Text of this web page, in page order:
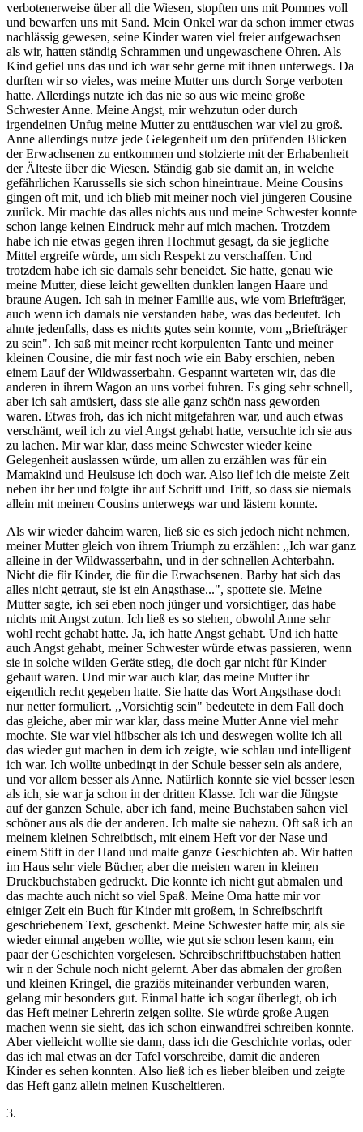
verbotenerweise über all die Wiesen, stopften uns mit Pommes voll
und bewarfen uns mit Sand. Mein Onkel war da schon immer etwas
nachlässig gewesen, seine Kinder waren viel freier aufgewachsen
als wir, hatten ständig Schrammen und ungewaschene Ohren. Als
Kind gefiel uns das und ich war sehr gerne mit ihnen unterwegs. Da
durften wir so vieles, was meine Mutter uns durch Sorge verboten
hatte. Allerdings nutzte ich das nie so aus wie meine große
Schwester Anne. Meine Angst, mir wehzutun oder durch
irgendeinen Unfug meine Mutter zu enttäuschen war viel zu groß.
Anne allerdings nutze jede Gelegenheit um den prüfenden Blicken
der Erwachsenen zu entkommen und stolzierte mit der Erhabenheit
der Älteste über die Wiesen. Ständig gab sie damit an, in welche
gefährlichen Karussells sie sich schon hineintraue. Meine Cousins
gingen oft mit, und ich blieb mit meiner noch viel jüngeren Cousine
zurück. Mir machte das alles nichts aus und meine Schwester konnte
schon lange keinen Eindruck mehr auf mich machen. Trotzdem
habe ich nie etwas gegen ihren Hochmut gesagt, da sie jegliche
Mittel ergreife würde, um sich Respekt zu verschaffen. Und
trotzdem habe ich sie damals sehr beneidet. Sie hatte, genau wie
meine Mutter, diese leicht gewellten dunklen langen Haare und
braune Augen. Ich sah in meiner Familie aus, wie vom Briefträger,
auch wenn ich damals nie verstanden habe, was das bedeutet. Ich
ahnte jedenfalls, dass es nichts gutes sein konnte, vom ,,Briefträger
zu sein". Ich saß mit meiner recht korpulenten Tante und meiner
kleinen Cousine, die mir fast noch wie ein Baby erschien, neben
einem Lauf der Wildwasserbahn. Gespannt warteten wir, das die
anderen in ihrem Wagon an uns vorbei fuhren. Es ging sehr schnell,
aber ich sah amüsiert, dass sie alle ganz schön nass geworden
waren. Etwas froh, das ich nicht mitgefahren war, und auch etwas
verschämt, weil ich zu viel Angst gehabt hatte, versuchte ich sie aus
zu lachen. Mir war klar, dass meine Schwester wieder keine
Gelegenheit auslassen würde, um allen zu erzählen was für ein
Mamakind und Heulsuse ich doch war. Also lief ich die meiste Zeit
neben ihr her und folgte ihr auf Schritt und Tritt, so dass sie niemals
allein mit meinen Cousins unterwegs war und lästern konnte.
Als wir wieder daheim waren, ließ sie es sich jedoch nicht nehmen,
meiner Mutter gleich von ihrem Triumph zu erzählen: ,,Ich war ganz
alleine in der Wildwasserbahn, und in der schnellen Achterbahn.
Nicht die für Kinder, die für die Erwachsenen. Barby hat sich das
alles nicht getraut, sie ist ein Angsthase...", spottete sie. Meine
Mutter sagte, ich sei eben noch jünger und vorsichtiger, das habe
nichts mit Angst zutun. Ich ließ es so stehen, obwohl Anne sehr
wohl recht gehabt hatte. Ja, ich hatte Angst gehabt. Und ich hatte
auch Angst gehabt, meiner Schwester würde etwas passieren, wenn
sie in solche wilden Geräte stieg, die doch gar nicht für Kinder
gebaut waren. Und mir war auch klar, das meine Mutter ihr
eigentlich recht gegeben hatte. Sie hatte das Wort Angsthase doch
nur netter formuliert. ,,Vorsichtig sein" bedeutete in dem Fall doch
das gleiche, aber mir war klar, dass meine Mutter Anne viel mehr
mochte. Sie war viel hübscher als ich und deswegen wollte ich all
das wieder gut machen in dem ich zeigte, wie schlau und intelligent
ich war. Ich wollte unbedingt in der Schule besser sein als andere,
und vor allem besser als Anne. Natürlich konnte sie viel besser lesen
als ich, sie war ja schon in der dritten Klasse. Ich war die Jüngste
auf der ganzen Schule, aber ich fand, meine Buchstaben sahen viel
schöner aus als die der anderen. Ich malte sie nahezu. Oft saß ich an
meinem kleinen Schreibtisch, mit einem Heft vor der Nase und
einem Stift in der Hand und malte ganze Geschichten ab. Wir hatten
im Haus sehr viele Bücher, aber die meisten waren in kleinen
Druckbuchstaben gedruckt. Die konnte ich nicht gut abmalen und
das machte auch nicht so viel Spaß. Meine Oma hatte mir vor
einiger Zeit ein Buch für Kinder mit großem, in Schreibschrift
geschriebenem Text, geschenkt. Meine Schwester hatte mir, als sie
wieder einmal angeben wollte, wie gut sie schon lesen kann, ein
paar der Geschichten vorgelesen. Schreibschriftbuchstaben hatten
wir n der Schule noch nicht gelernt. Aber das abmalen der großen
und kleinen Kringel, die graziös miteinander verbunden waren,
gelang mir besonders gut. Einmal hatte ich sogar überlegt, ob ich
das Heft meiner Lehrerin zeigen sollte. Sie würde große Augen
machen wenn sie sieht, das ich schon einwandfrei schreiben konnte.
Aber vielleicht wollte sie dann, dass ich die Geschichte vorlas, oder
das ich mal etwas an der Tafel vorschreibe, damit die anderen
Kinder es sehen konnten. Also ließ ich es lieber bleiben und zeigte
das Heft ganz allein meinen Kuscheltieren.
3.